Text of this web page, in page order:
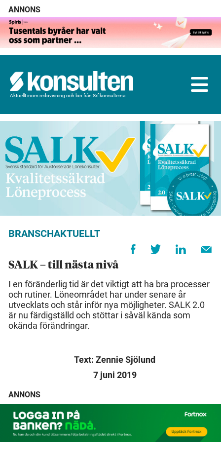
ANNONS
Aktuellt inom redovisning och lön från Srf konsulterna
BRANSCHAKTUELLT
SALK – till nästa nivå
I en föränderlig tid är det viktigt att ha bra processer
och rutiner. Löneområdet har under senare år
utvecklats och står inför nya möjligheter. SALK 2.0
är nu färdigställd och stöttar i såväl kända som
okända förändringar.
Text: Zennie Sjölund
7 juni 2019
ANNONS